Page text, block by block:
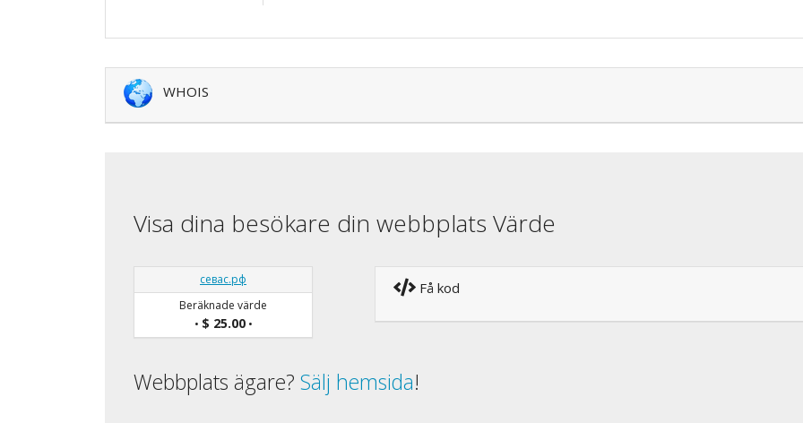
WHOIS
Visa dina besökare din webbplats Värde
севас.рф
Beräknade värde
• $ 25.00•
Få kod
Webbplats ägare? Sälj hemsida!